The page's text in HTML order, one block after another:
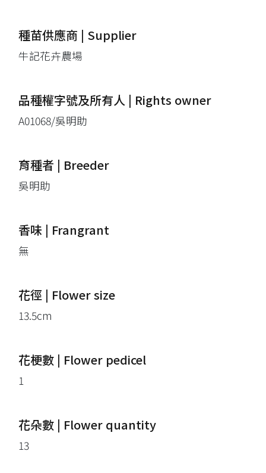
種苗供應商 | Supplier
牛記花卉農場
品種權字號及所有人 | Rights owner
A01068/吳明助
育種者 | Breeder
吳明助
香味 | Frangrant
無
花徑 | Flower size
13.5cm
花梗數 | Flower pedicel
1
花朵數 | Flower quantity
13